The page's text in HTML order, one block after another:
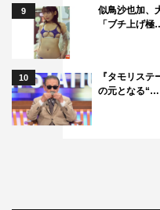
9
似鳥沙也加、
「ブチ上げ極
10
『タモリス
の元となる“…